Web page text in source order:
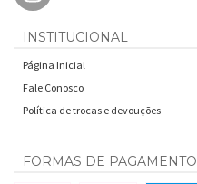
INSTITUCIONAL
Página Inicial
Fale Conosco
Política de trocas e devouções
FORMAS DE PAGAMENTO